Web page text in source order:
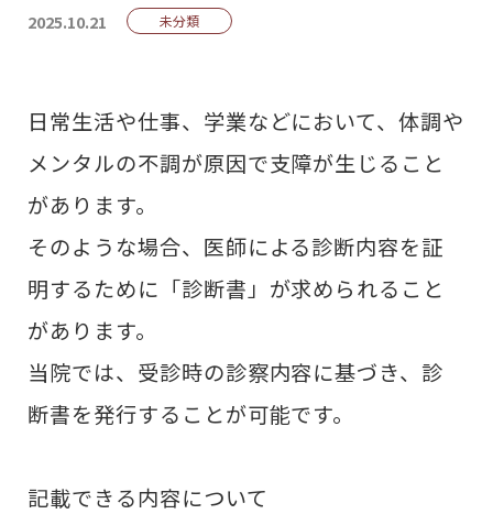
2025.10.21 未分類
日常生活や仕事、学業などにおいて、体調や
メンタルの不調が原因で支障が生じること
があります。
そのような場合、医師による診断内容を証
明するために「診断書」が求められること
があります。
当院では、受診時の診察内容に基づき、診
断書を発行することが可能です。
記載できる内容について